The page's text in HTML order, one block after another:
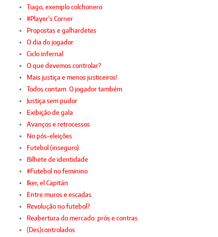
Tiago, exemplo colchonero
#Player’s Corner
Propostas e galhardetes
O dia do jogador
Ciclo infernal
O que devemos controlar?
Mais justiça e menos justiceiros!
Todos contam. O jogador também
Justiça sem pudor
Exibição de gala
Avanços e retrocessos
No pós-eleições
Futebol (inseguro)
Bilhete de identidade
#Futebol no feminino
Iker, el Capitán
Entre muros e escadas
Revolução no futebol?
Reabertura do mercado: prós e contras
(Des)controlados